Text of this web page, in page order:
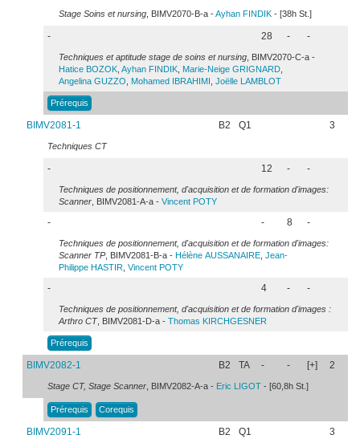
Stage Soins et nursing , BIMV2070-B-a -Ayhan FINDIK - [38h St.]
- 28 - -
Techniques et aptitude stage de soins et nursing , BIMV2070-C-a -
Hatice BOZOK Ayhan FINDIK Marie-Neige GRIGNARD
Angelina GUZZO Mohamed IBRAHIMI Joëlle LAMBLOT
Prérequis
BIMV2081-1 B2 Q1 3
Techniques CT
- 12 - -
Techniques de positionnement, d'acquisition et de formation d'images:
Scanner , BIMV2081-A-a - Vincent POTY
- - 8 -
Techniques de positionnement, d'acquisition et de formation d'images:
Scanner TP, BIMV2081-B-a - Hélène AUSSANAIRE Jean-
Philippe HASTIR Vincent POTY
- 4 - -
Techniques de positionnement, d'acquisition et de formation d'images :
Arthro CT, BIMV2081-D-a - Thomas KIRCHGESNER
Prérequis
BIMV2082-1 B2 TA - - [+] 2
Stage CT, Stage Scanner , BIMV2082-A-a - Eric LIGOT - [60,8h St.]
Prérequis Corequis
BIMV2091-1 B2 Q1 3